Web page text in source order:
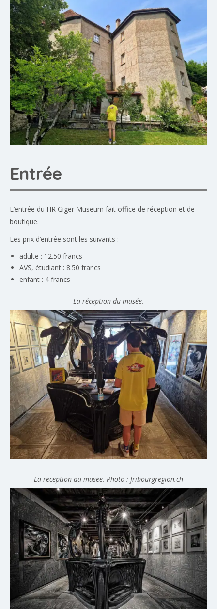
Entrée
L’entrée du HR Giger Museum fait office de réception et de
boutique.
Les prix d’entrée sont les suivants :
adulte : 12.50 francs
AVS, étudiant : 8.50 francs
enfant : 4 francs
La réception du musée.
La réception du musée. Photo : fribourgregion.ch